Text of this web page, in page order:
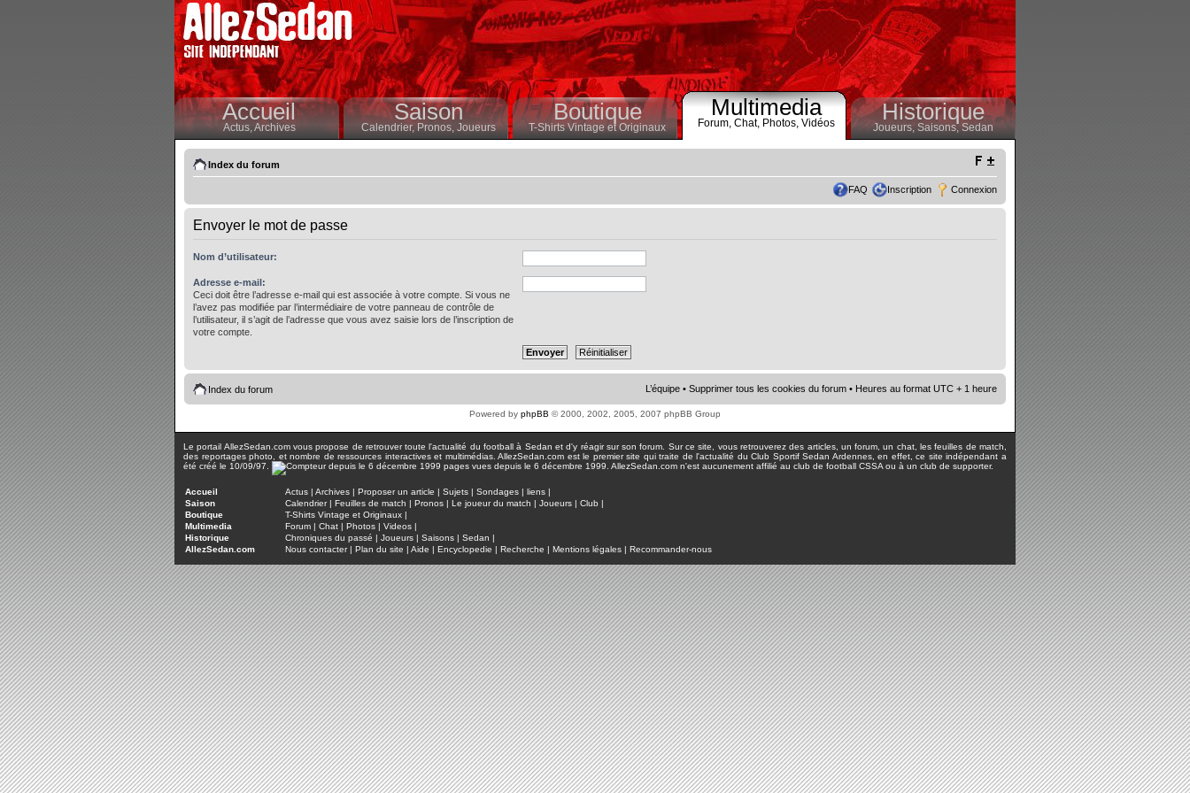
Accueil
Actus,Archives
Saison
Calendrier,Pronos, Joueurs
Boutique
T-Shirts Vintage et Originaux
Multimedia
Forum, Chat, Photos, Vidéos Historique
Joueurs, Saisons,Sedan
Index du forum
FAQ Inscription Connexion
Envoyer le mot de passe
Nom d’utilisateur:
Adresse e-mail:
Ceci doit être l’adresse e-mail qui est associée à votre compte. Si vous ne
l’avez pas modifiée par l’intermédiaire de votre panneau de contrôle de
l’utilisateur, il s’agit de l’adresse que vous avez saisie lors de l’inscription de
votre compte.
Index du forum L’équipe • Supprimer tous les cookies du forum • Heures au format UTC + 1 heure
Powered by phpBB © 2000, 2002, 2005, 2007 phpBB Group
Le portail AllezSedan.com vous propose de retrouver toute l'actualité du football à Sedan et d'y réagir sur son forum. Sur ce site, vous retrouverez des articles, un forum, un chat, les feuilles de match,
des reportages photo, et nombre de ressources interactives et multimédias. AllezSedan.com est le premier site qui traite de l'actualité du Club Sportif Sedan Ardennes, en effet, ce site indépendant a
été créé le 10/09/97.
pages vues depuis le 6 décembre 1999. AllezSedan.com n'est aucunement affilié au club de football CSSA ou à un club de supporter.
Accueil Actus | Archives | Proposer un article | Sujets | Sondages | liens |
Saison
Calendrier| Feuilles de match | Pronos | Le joueur du match | Joueurs | Club |
Boutique
T-Shirts Vintage et Originaux |
Multimedia
Forum | Chat | Photos | Videos |
Historique
Chroniques du passé | Joueurs | Saisons | Sedan |
AllezSedan.com
Nous contacter| Plan du site | Aide | Encyclopedie | Recherche | Mentions légales | Recommander-nous